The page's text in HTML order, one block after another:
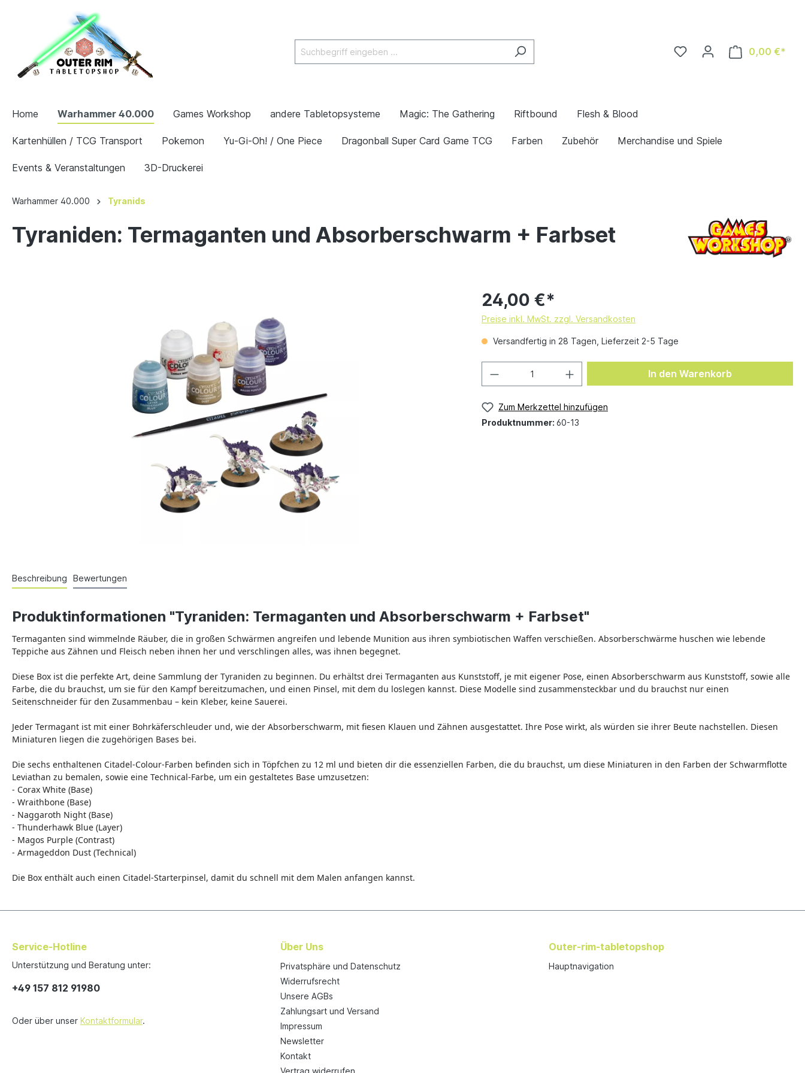
0,00 €*
Home Warhammer 40.000 Games Workshop andere Tabletopsysteme Magic: The Gathering Riftbound Flesh & Blood
Kartenhüllen / TCG Transport Pokemon Yu-Gi-Oh! / One Piece Dragonball Super Card Game TCG Farben Zubehör Merchandise und Spiele
Events & Veranstaltungen 3D-Druckerei
Warhammer 40.000 Tyranids
Tyraniden: Termaganten und Absorberschwarm + Farbset
24,00 €*
Preise inkl. MwSt. zzgl. Versandkosten
Versandfertig in 28 Tagen, Lieferzeit 2-5 Tage
In den Warenkorb
Zum Merkzettel hinzufügen
Produktnummer: 60-13
Beschreibung Bewertungen
Produktinformationen "Tyraniden: Termaganten und Absorberschwarm + Farbset"
Termaganten sind wimmelnde Räuber, die in großen Schwärmen angreifen und lebende Munition aus ihren symbiotischen Waffen verschießen. Absorberschwärme huschen wie lebende
Teppiche aus Zähnen und Fleisch neben ihnen her und verschlingen alles, was ihnen begegnet.
Diese Box ist die perfekte Art, deine Sammlung der Tyraniden zu beginnen. Du erhältst drei Termaganten aus Kunststoff, je mit eigener Pose, einen Absorberschwarm aus Kunststoff, sowie alle
Farbe, die du brauchst, um sie für den Kampf bereitzumachen, und einen Pinsel, mit dem du loslegen kannst. Diese Modelle sind zusammensteckbar und du brauchst nur einen
Seitenschneider für den Zusammenbau – kein Kleber, keine Sauerei.
Jeder Termagant ist mit einer Bohrkäferschleuder und, wie der Absorberschwarm, mit fiesen Klauen und Zähnen ausgestattet. Ihre Pose wirkt, als würden sie ihrer Beute nachstellen. Diesen
Miniaturen liegen die zugehörigen Bases bei.
Die sechs enthaltenen Citadel-Colour-Farben befinden sich in Töpfchen zu 12 ml und bieten dir die essenziellen Farben, die du brauchst, um diese Miniaturen in den Farben der Schwarmflotte
Leviathan zu bemalen, sowie eine Technical-Farbe, um ein gestaltetes Base umzusetzen:
- Corax White (Base)
- Wraithbone (Base)
- Naggaroth Night (Base)
- Thunderhawk Blue (Layer)
- Magos Purple (Contrast)
- Armageddon Dust (Technical)
Die Box enthält auch einen Citadel-Starterpinsel, damit du schnell mit dem Malen anfangen kannst.
Service-Hotline
Unterstützung und Beratung unter:
+49 157 812 91980
Oder über unser Kontaktformular.
Über Uns
Privatsphäre und Datenschutz
Widerrufsrecht
Unsere AGBs
Zahlungsart und Versand
Impressum
Newsletter
Kontakt
Outer-rim-tabletopshop
Hauptnavigation